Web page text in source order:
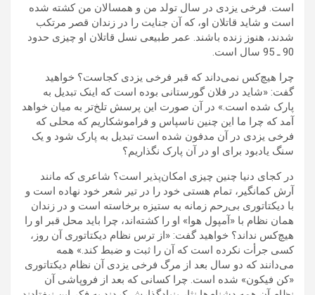
است. فرخی یزدی در سال تولد من و همسالان من کشته شده
است و شاید قاتلان او، که آن جنایت را در زندان قصر مرتکب
شدند، هنوز زنده باشند. عمر طبیعی نسل قاتلان او چیزی حدود
90 ـ 95 سال است.
چرا هیچ‌کس نمی‌داند که قبر فرخی یزدی کجاست؟ خواهید
گفت: «شاید در فلان گورستانی بوده است که اینک تبدیل به
پارک شده است.» در آن صورت این پرسش تلخ‌تر به میان خواهد
آمد که چرا ما این چنین ناسپاس و فراموشکاریم که محلی که
فرخی یزدی در آن مدفون شده است تبدیل به پارک شود و یک
سنگ یادبود برای او در آن پارک نگذاریم؟
در کجای دنیا چنین چیزی امکان‌پذیر است؟ شاعری که مانند
آرش کمانگیر، تمام هستی خود را در تیر شعر خود نهاده است و
با دیکتاتوری بی‌رحم زمانه به ستیزه برخاسته است و در زندان
همان نظام با «آمپول هوا» او را کشته‌اند، چرا باید محل قبر او را
هیچ‌کس نداند؟ خواهید گفت: «از ترس نظام دیکتاتوری آن روز،
کسی جرأت نکرده است که آن را ثبت و ضبط کند.» همه
می‌دانند که دو سال بعد از مرگ فرخی یزدی آن نظام دیکتاتوری
«کن فیکون» شده است. چرا کسانی که بعد از فروپاشی آن